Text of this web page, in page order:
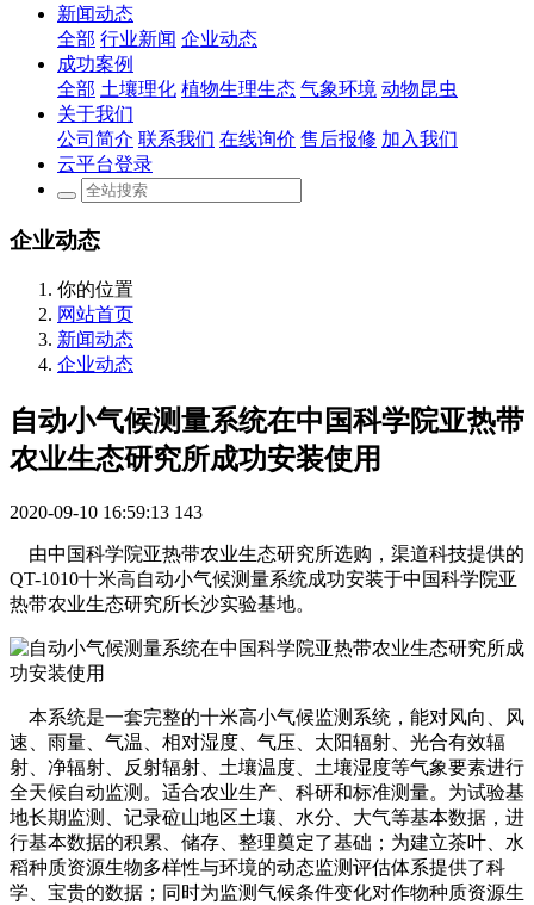
新闻动态
全部 行业新闻 企业动态
成功案例
全部 土壤理化 植物生理生态 气象环境 动物昆虫
关于我们
公司简介 联系我们 在线询价 售后报修 加入我们
云平台登录
企业动态
你的位置
网站首页
新闻动态
企业动态
自动小气候测量系统在中国科学院亚热带
农业生态研究所成功安装使用
2020-09-10 16:59:13 143
由中国科学院亚热带农业生态研究所选购，渠道科技提供的
QT-1010十米高自动小气候测量系统成功安装于中国科学院亚
热带农业生态研究所长沙实验基地。
本系统是一套完整的十米高小气候监测系统，能对风向、风
速、雨量、气温、相对湿度、气压、太阳辐射、光合有效辐
射、净辐射、反射辐射、土壤温度、土壤湿度等气象要素进行
全天候自动监测。适合农业生产、科研和标准测量。为试验基
地长期监测、记录砬山地区土壤、水分、大气等基本数据，进
行基本数据的积累、储存、整理奠定了基础；为建立茶叶、水
稻种质资源生物多样性与环境的动态监测评估体系提供了科
学、宝贵的数据；同时为监测气候条件变化对作物种质资源生